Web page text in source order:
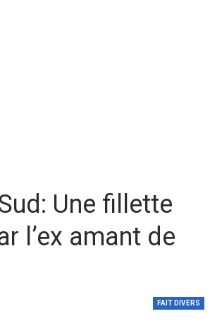
Une fillette
l’ex amant de
FAIT DIVERS